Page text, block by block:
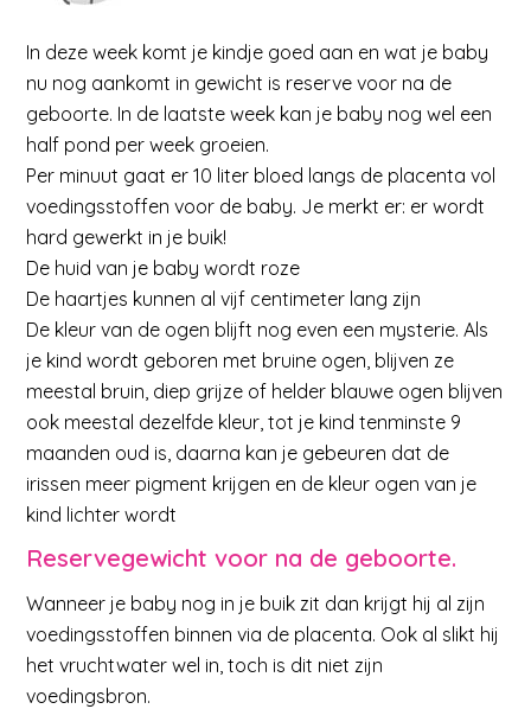
In deze week komt je kindje goed aan en wat je baby
nu nog aankomt in gewicht is reserve voor na de
geboorte. In de laatste week kan je baby nog wel een
half pond per week groeien.
Per minuut gaat er 10 liter bloed langs de placenta vol
voedingsstoffen voor de baby. Je merkt er: er wordt
hard gewerkt in je buik!
De huid van je baby wordt roze
De haartjes kunnen al vijf centimeter lang zijn
De kleur van de ogen blijft nog even een mysterie. Als
je kind wordt geboren met bruine ogen, blijven ze
meestal bruin, diep grijze of helder blauwe ogen blijven
ook meestal dezelfde kleur, tot je kind tenminste 9
maanden oud is, daarna kan je gebeuren dat de
irissen meer pigment krijgen en de kleur ogen van je
kind lichter wordt
Reservegewicht voor na de geboorte.
Wanneer je baby nog in je buik zit dan krijgt hij al zijn
voedingsstoffen binnen via de placenta. Ook al slikt hij
het vruchtwater wel in, toch is dit niet zijn
voedingsbron.